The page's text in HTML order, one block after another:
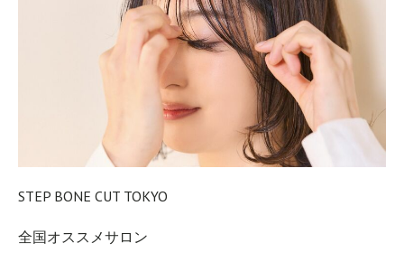
STEP BONE CUT TOKYO
全国オススメサロン